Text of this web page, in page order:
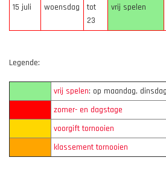
15 juli woensdag
tot
23
vrij spelen
Legende:
vrij spelen: op maandag,
zomer- en dagstage
voorgift tornooien
klassement tornooien